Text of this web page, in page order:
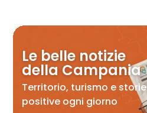
Le belle notizie
della Campania
Territorio, turismo e storie
positive ogni giorno